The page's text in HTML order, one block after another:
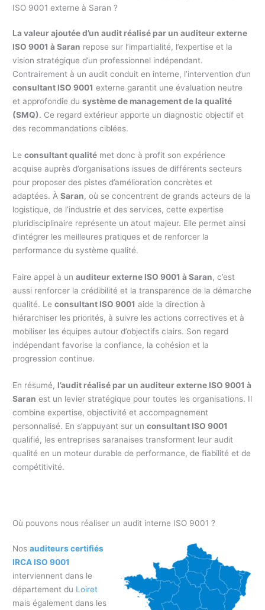
ISO 9001 externe à Saran ?
La valeur ajoutée d’un audit réalisé par un auditeur externe
ISO 9001 à Saran repose sur l’impartialité, l’expertise et la
vision stratégique d’un professionnel indépendant.
Contrairement à un audit conduit en interne, l’intervention d’un
consultant ISO 9001 externe garantit une évaluation neutre
et approfondie dusystème de management de la qualité
(SMQ). Ce regard extérieur apporte un diagnostic objectif et
des recommandations ciblées.
Leconsultant qualité met donc à profit son expérience
acquise auprès d’organisations issues de différents secteurs
pour proposer des pistes d’amélioration concrètes et
adaptées. ÀSaran, où se concentrent de grands acteurs de la
logistique, de l’industrie et des services, cette expertise
pluridisciplinaire représente un atout majeur. Elle permet ainsi
d’intégrer les meilleures pratiques et de renforcer la
performance du système qualité.
Faire appel à unauditeur externe ISO 9001 à Saran, c’est
aussi renforcer la crédibilité et la transparence de la démarche
qualité. Leconsultant ISO 9001 aide la direction à
hiérarchiser les priorités, à suivre les actions correctives et à
mobiliser les équipes autour d’objectifs clairs. Son regard
indépendant favorise la confiance, la cohésion et la
progression continue.
En résumé, l’audit réalisé par un auditeur externe ISO 9001 à
Saran est un levier stratégique pour toutes les organisations. Il
combine expertise, objectivité et accompagnement
personnalisé. En s’appuyant sur unconsultant ISO 9001
qualifié, les entreprises saranaises transforment leur audit
qualité en un moteur durable de performance, de fiabilité et de
compétitivité.
Où pouvons nous réaliser un audit interne ISO 9001 ?
Nosauditeurs certifiés
IRCA ISO 9001
interviennent dans le
département du Loiret
mais également dans les